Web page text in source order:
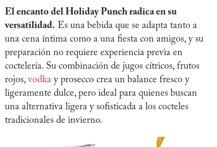
El encanto del Holiday Punch radica en su
versatilidad. Es una bebida que se adapta tanto a
una cena íntima como a una fiesta con amigos, y su
preparación no requiere experiencia previa en
coctelería. Su combinación de jugos cítricos, frutos
rojos,vodka y prosecco crea un balance fresco y
ligeramente dulce, pero ideal para quienes buscan
una alternativa ligera y sofisticada a los cocteles
tradicionales de invierno.